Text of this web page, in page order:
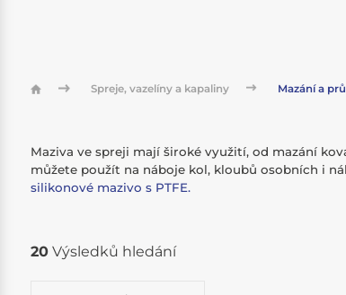
Spreje, vazelíny a kapaliny Mazání a
Maziva ve spreji mají široké využití, od mazání
můžete použít na náboje kol, kloubů osobních i
silikonové mazivo s PTFE.
20Výsledků hledání